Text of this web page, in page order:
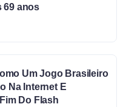
69 anos
Um Jogo Brasileiro
Na Internet E
Do Flash